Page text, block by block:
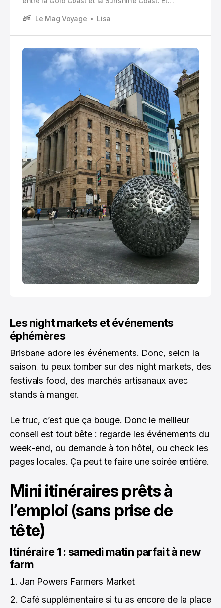
un seul, en vrai), vous vous rendez vite compte
Le Mag Voyage Lisa
Les night markets et événements
éphémères
Brisbane adore les événements. Donc, selon la
saison, tu peux tomber sur des night markets, des
festivals food, des marchés artisanaux avec
stands à manger.
Le truc, c’est que ça bouge. Donc le meilleur
conseil est tout bête : regarde les événements du
week-end, ou demande à ton hôtel, ou check les
pages locales. Ça peut te faire une soirée entière.
Mini itinéraires prêts à
l’emploi (sans prise de
tête)
Itinéraire 1 : samedi matin parfait à new
farm
Jan Powers Farmers Market
Café supplémentaire si tu as encore de la place